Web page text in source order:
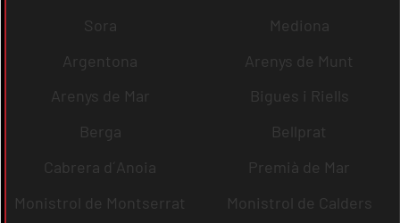
Sora
Mediona
Argentona
Arenys de Munt
Arenys de Mar
Bigues i Riells
Berga
Bellprat
Cabrera d´Anoia
Premià de Mar
Monistrol de Montserrat
Monistrol de Calders